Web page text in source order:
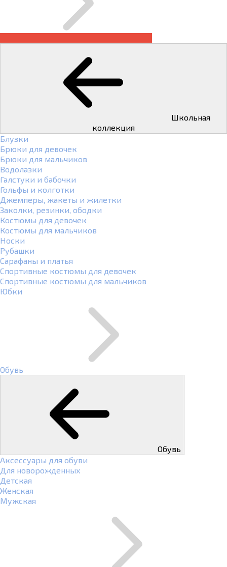
коллекция
Блузки
Брюки для девочек
Брюки для мальчиков
Водолазки
Галстуки и бабочки
Гольфы и колготки
Джемперы, жакеты и жилетки
Заколки, резинки, ободки
Костюмы для девочек
Костюмы для мальчиков
Носки
Рубашки
Сарафаны и платья
Спортивные костюмы для девочек
Спортивные костюмы для мальчиков
Юбки
Обувь
Обувь
Аксессуары для обуви
Для новорожденных
Детская
Женская
Мужская